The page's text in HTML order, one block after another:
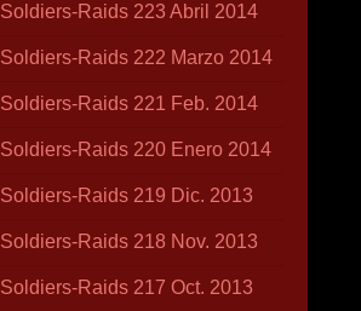
Soldiers-Raids 223 Abril 2014
Soldiers-Raids 222 Marzo 2014
Soldiers-Raids 221 Feb. 2014
Soldiers-Raids 220 Enero 2014
Soldiers-Raids 219 Dic. 2013
Soldiers-Raids 218 Nov. 2013
Soldiers-Raids 217 Oct. 2013